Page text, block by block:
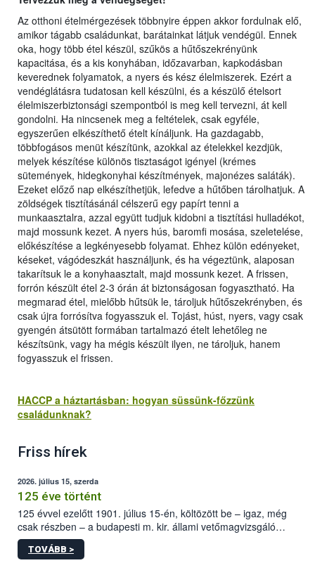
Az otthoni ételmérgezések többnyire éppen akkor fordulnak elő,
amikor tágabb családunkat, barátainkat látjuk vendégül. Ennek
oka, hogy több étel készül, szűkös a hűtőszekrényünk
kapacitása, és a kis konyhában, időzavarban, kapkodásban
keverednek folyamatok, a nyers és kész élelmiszerek. Ezért a
vendéglátásra tudatosan kell készülni, és a készülő ételsort
élelmiszerbiztonsági szempontból is meg kell tervezni, át kell
gondolni. Ha nincsenek meg a feltételek, csak egyféle,
egyszerűen elkészíthető ételt kínáljunk. Ha gazdagabb,
többfogásos menüt készítünk, azokkal az ételekkel kezdjük,
melyek készítése különös tisztaságot igényel (krémes
sütemények, hidegkonyhai készítmények, majonézes saláták).
Ezeket előző nap elkészíthetjük, lefedve a hűtőben tárolhatjuk. A
zöldségek tisztításánál célszerű egy papírt tenni a
munkaasztalra, azzal együtt tudjuk kidobni a tisztítási hulladékot,
majd mossunk kezet. A nyers hús, baromfi mosása, szeletelése,
előkészítése a legkényesebb folyamat. Ehhez külön edényeket,
késeket, vágódeszkát használjunk, és ha végeztünk, alaposan
takarítsuk le a konyhaasztalt, majd mossunk kezet. A frissen,
forrón készült étel 2-3 órán át biztonságosan fogyasztható. Ha
megmarad étel, mielőbb hűtsük le, tároljuk hűtőszekrényben, és
csak újra forrósítva fogyasszuk el. Tojást, húst, nyers, vagy csak
gyengén átsütött formában tartalmazó ételt lehetőleg ne
készítsünk, vagy ha mégis készült ilyen, ne tároljuk, hanem
fogyasszuk el frissen.
HACCP a háztartásban: hogyan süssünk-főzzünk
családunknak?
Friss hírek
2026. július 15, szerda
125 éve történt
125 évvel ezelőtt 1901. július 15-én, költözött be – igaz, még
csak részben – a budapesti m. kir. állami vetőmagvizsgáló
állomás a Kis Rókus utca 15. szám alatti, Czigler Győző által
tervezett új épületébe.
TOVÁBB >